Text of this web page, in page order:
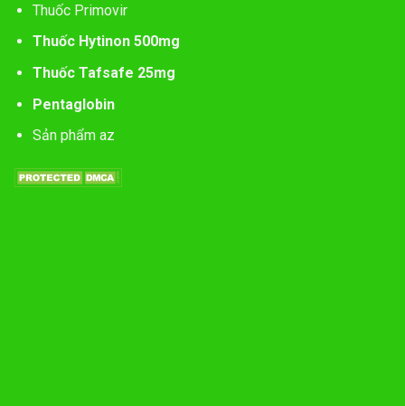
Thuốc Primovir
Thuốc Hytinon 500mg
Thuốc Tafsafe 25mg
Pentaglobin
Sản phẩm az